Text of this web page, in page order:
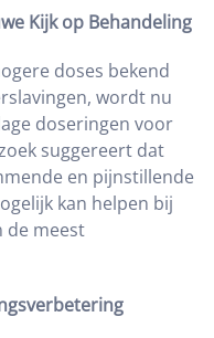
Kijk op Behandeling
doses bekend
wordt nu
doseringen voor
suggereert dat
en pijnstillende
kan helpen bij
de meest